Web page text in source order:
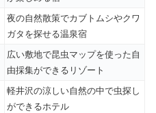
夜の自然散策でカブトムシやクワ
ガタを探せる温泉宿
広い敷地で昆虫マップを使った自
由採集ができるリゾート
軽井沢の涼しい自然の中で虫探し
ができるホテル